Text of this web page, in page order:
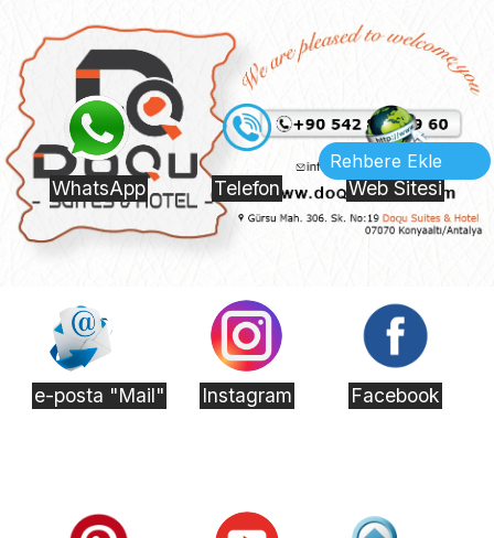
WhatsApp Telefon Web Sitesi
e-posta "Mail" Instagram Facebook
Rehbere Ekle